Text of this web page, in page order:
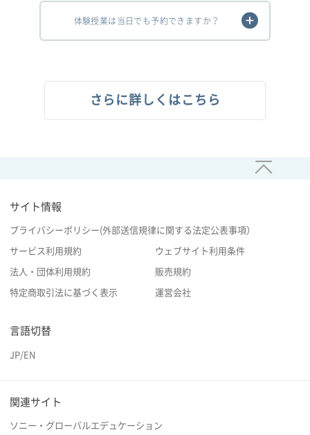
体験授業は当日でも予約できますか？
さらに詳しくはこちら
サイト情報
プライバシーポリシー(外部送信規律に関する法定公表事項）
サービス利用規約 ウェブサイト利用条件
法人・団体利用規約 販売規約
特定商取引法に基づく表示 運営会社
言語切替
JP/EN
関連サイト
ソニー・グローバルエデュケーション